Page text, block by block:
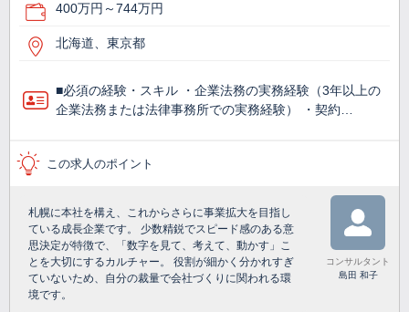
400万円～744万円
北海道、東京都
■必須の経験・スキル ・企業法務の実務経験（3年以上の
企業法務または法律事務所での実務経験） ・契約…
この求人のポイント
札幌に本社を構え、これからさらに事業拡大を目指し
ている成長企業です。 少数精鋭でスピード感のある意
思決定が特徴で、「数字を見て、考えて、動かす」こ
とを大切にするカルチャー。 役割が細かく分かれすぎ
ていないため、自分の裁量で会社づくりに関われる環
境です。
コンサルタント
島田 和子